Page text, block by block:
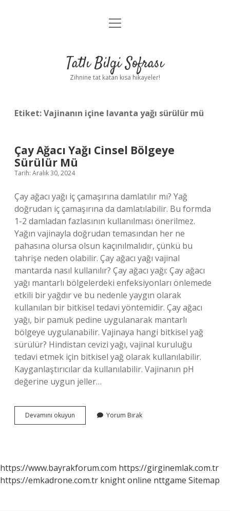
Anasayfa
Yasal Uyarı
menüyü
Tatlı Bilgi Sofrası
Zihnine tat katan kısa hikayeler!
Etiket:Vajinanın içine lavanta yağı sürülür mü
Çay Ağacı Yağı Cinsel Bölgeye
Sürülür Mü
Tarih: Aralık 30, 2024
Çay ağacı yağı iç çamaşırına damlatılır mı? Yağ
doğrudan iç çamaşırına da damlatılabilir. Bu formda
1-2 damladan fazlasının kullanılması önerilmez.
Yağın vajinayla doğrudan temasından her ne
pahasına olursa olsun kaçınılmalıdır, çünkü bu
tahrişe neden olabilir. Çay ağacı yağı vajinal
mantarda nasıl kullanılır? Çay ağacı yağı: Çay ağacı
yağı mantarlı bölgelerdeki enfeksiyonları önlemede
etkili bir yağdır ve bu nedenle yaygın olarak
kullanılan bir bitkisel tedavi yöntemidir. Çay ağacı
yağı, bir pamuk pedine uygulanarak mantarlı
bölgeye uygulanabilir. Vajinaya hangi bitkisel yağ
sürülür? Hindistan cevizi yağı, vajinal kuruluğu
tedavi etmek için bitkisel yağ olarak kullanılabilir.
Kayganlaştırıcılar da kullanılabilir. Vajinanın pH
değerine uygun jeller…
Devamını okuyun
Ağacı
Mü
Yorum Bırak
https://www.bayrakforum.com https://girginemlak.com.tr
https://emkadrone.com.tr knight online nttgame Sitemap